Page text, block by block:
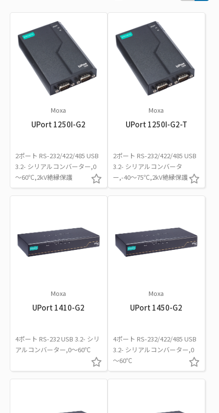
Moxa
UPort 1250I-G2
2ポート RS-232/422/485 USB
3.2- シリアルコンバーター,0
～60℃,2kV絶縁保護
Moxa
UPort 1250I-G2-T
2ポート RS-232/422/485 USB
3.2- シリアルコンバータ
ー,-40～75℃,2kV絶縁保護
Moxa
UPort 1410-G2
4ポート RS-232 USB 3.2- シリ
アルコンバーター,0～60℃
Moxa
UPort 1450-G2
4ポート RS-232/422/485 USB
3.2- シリアルコンバーター,0
～60℃